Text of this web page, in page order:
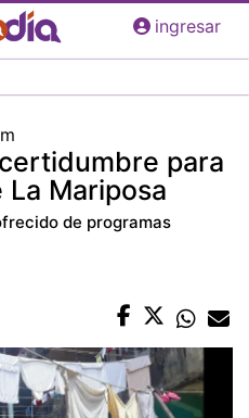
Pasar
al
principal
ingresar
para
Mariposa
de programas